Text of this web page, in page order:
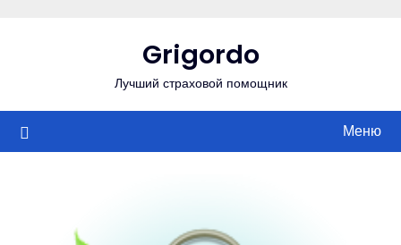
Grigordo
Лучший страховой помощник
Меню